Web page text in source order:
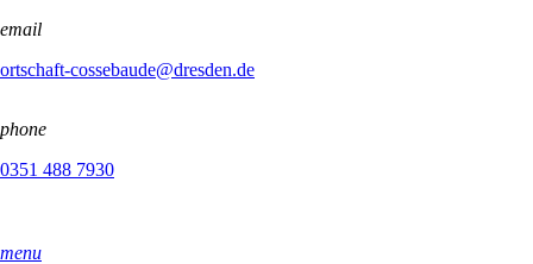
email
ortschaft-cossebaude@dresden.de
phone
0351 488 7930
menu